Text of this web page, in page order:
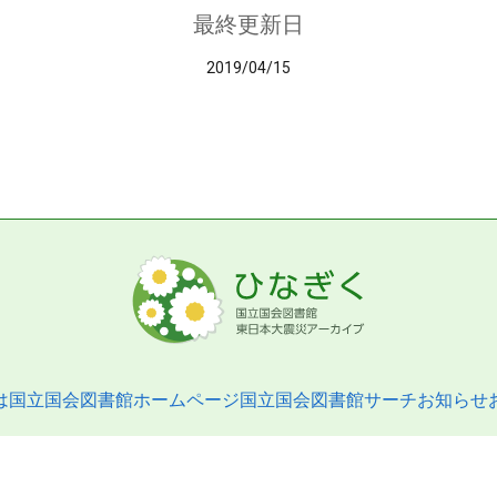
最終更新日
2019/04/15
国立国会図書館ホームページ国立国会図書館サーチお知らせ